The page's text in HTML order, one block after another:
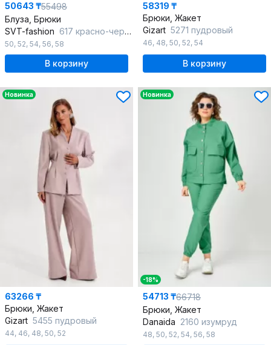
50643 ₸55498
Блуза, Брюки
SVT-fashion 617 красно-черный
50, 52, 54, 56, 58
В корзину
58319 ₸
Брюки, Жакет
Gizart 5271 пудровый
46, 48, 50, 52, 54
В корзину
Новинка
63266 ₸
Брюки, Жакет
Gizart 5455 пудровый
44, 46, 48, 50, 52
Новинка
-18%
54713 ₸66718
Брюки, Жакет
Danaida 2160 изумруд
48, 50, 52, 54, 56, 58